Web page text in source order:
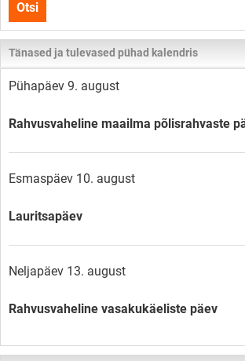
lehelt
Otsi
Tänased ja tulevased pühad kalendris
Pühapäev 9. august
Rahvusvaheline maailma põlisrahvaste
Esmaspäev 10. august
Lauritsapäev
Neljapäev 13. august
Rahvusvaheline vasakukäeliste päev